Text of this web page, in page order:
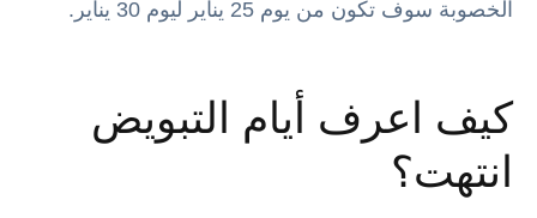
الخصوبة سوف تكون من يوم 25 يناير ليوم 30 يناير.
كيف اعرف أيام التبويض
انتهت؟